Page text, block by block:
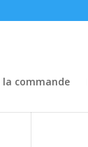
commande